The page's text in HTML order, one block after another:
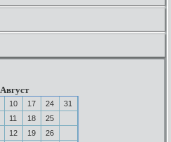
Август
10 17 24
31
11 18
25
12 19
26